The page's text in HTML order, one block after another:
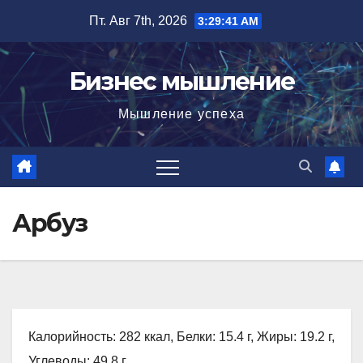
содержимому
Пт. Авг 7th, 2026 3:29:42 AM
Бизнес мышление
Мышление успеха
Арбуз
Калорийность: 282 ккал, Белки: 15.4 г, Жиры: 19.2 г,